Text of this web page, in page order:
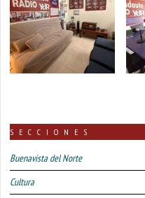
SECCIONES
Buenavista del Norte
Cultura